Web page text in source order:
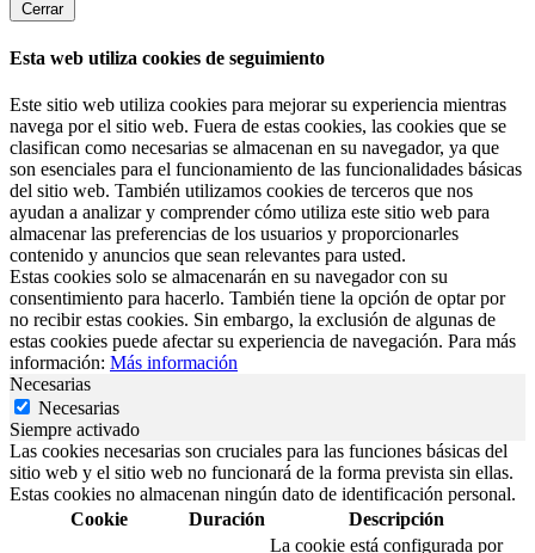
Cerrar
Esta web utiliza cookies de seguimiento
Este sitio web utiliza cookies para mejorar su experiencia mientras
navega por el sitio web. Fuera de estas cookies, las cookies que se
clasifican como necesarias se almacenan en su navegador, ya que
son esenciales para el funcionamiento de las funcionalidades básicas
del sitio web. También utilizamos cookies de terceros que nos
ayudan a analizar y comprender cómo utiliza este sitio web para
almacenar las preferencias de los usuarios y proporcionarles
contenido y anuncios que sean relevantes para usted.
Estas cookies solo se almacenarán en su navegador con su
consentimiento para hacerlo. También tiene la opción de optar por
no recibir estas cookies. Sin embargo, la exclusión de algunas de
estas cookies puede afectar su experiencia de navegación. Para más
información: Más información
Necesarias
Necesarias
Siempre activado
Las cookies necesarias son cruciales para las funciones básicas del
sitio web y el sitio web no funcionará de la forma prevista sin ellas.
Estas cookies no almacenan ningún dato de identificación personal.
Cookie
Duración
Descripción
La cookie está configurada por